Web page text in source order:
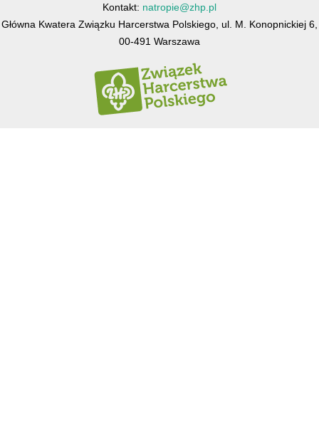
Kontakt: natropie@zhp.pl
Główna Kwatera Związku Harcerstwa Polskiego, ul. M. Konopnickiej 6,
00-491 Warszawa